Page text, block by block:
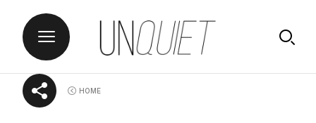
Skip
UNQUIET
HOME